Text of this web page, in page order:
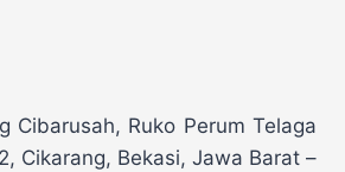
Cibarusah, Ruko Perum Telaga
Cikarang, Bekasi, Jawa Barat –